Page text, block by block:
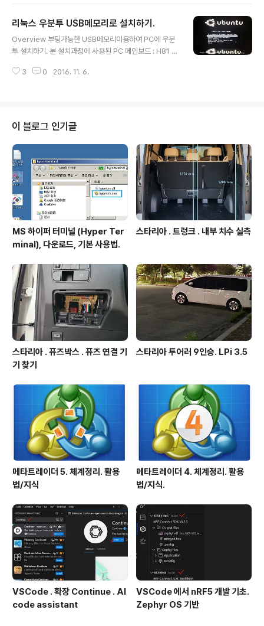
처럼 구문 실행하면 종속성 있는 패키지 모두 설치 완료되
고 정상적으로 크롬 실행가능해진다. 크롬 정상적으로 설
치되었다. - 아래그림. 동영상1. 동영상2. 동영상3. 크롬실
리눅스 우분투 USB메모리로 설치하기.
Overview 부팅가능한 USB메모리이용하여 PC에 우분
투 설치하기. 본 설치과정에 사용된 PC 메인보드 : H81 P
4Gbyte. 참고.PC의 윈도우 운영체제는 유지하면서 Virt
y.com/1060 2. 상기1의 USB메모리를 PC에 연결하고
PC전원온 바이오스 설정에서 USB 부팅가능한 옵션 주고
재부팅. 3. USB로 부팅되면서 아래그림같은 우분투 설치
화면이 나온다. 이후 설치 진행화면, - 언어선택. - 설치하..
3 0 2016. 11. 6.
이 블로그 인기글
MS 하이퍼 터미널 (Hyper Ter
minal), 다운로드, 기본 사용법.
스타리아 . 트렁크 . 내부 치수 실측
스타리아 . 퓨즈박스 . 퓨즈 연결 기
기 찾기
스타리아 투어러 9인승. LPi 3.5
메타트레이더 5. 체계정리. 활용
법/지식
메타트레이더 4. 체계정리. 활용
법/지식.
VSCode . 확장 Continue . AI
code assistant
VSCode 에서 nRF5 개발 기초.
Zephyr OS 기반